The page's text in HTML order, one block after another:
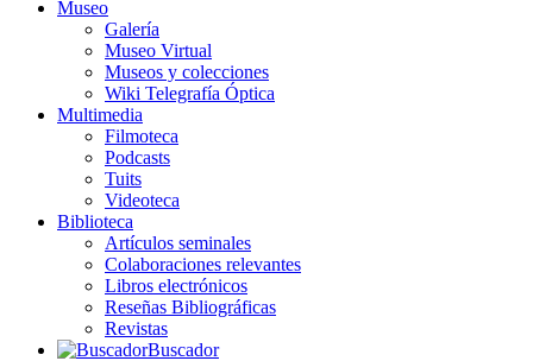
Museo
Galería
Museo Virtual
Museos y colecciones
Wiki Telegrafía Óptica
Multimedia
Filmoteca
Podcasts
Tuits
Videoteca
Biblioteca
Artículos seminales
Colaboraciones relevantes
Libros electrónicos
Reseñas Bibliográficas
Revistas
Buscador